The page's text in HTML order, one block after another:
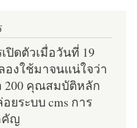
ปิดตัวเมื่อวันที่ 19
องใช้มาจนแน่ใจว่า
คุณสมบัติหลัก
ยระบบ cms การ
คัญ